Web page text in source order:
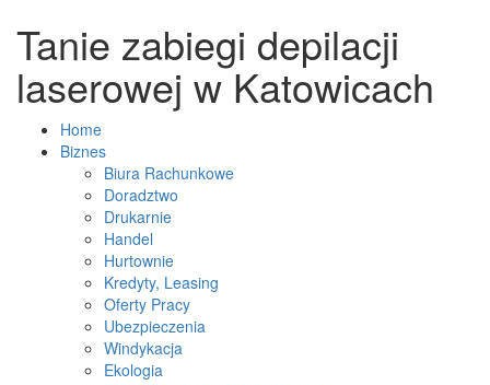
Tanie zabiegi depilacji
laserowej w Katowicach
Home
Biznes
Biura Rachunkowe
Doradztwo
Drukarnie
Handel
Hurtownie
Kredyty, Leasing
Oferty Pracy
Ubezpieczenia
Windykacja
Ekologia